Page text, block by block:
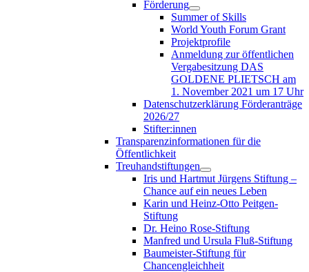
Förderung
Summer of Skills
World Youth Forum Grant
Projektprofile
Anmeldung zur öffentlichen
Vergabesitzung DAS
GOLDENE PLIETSCH am
1. November 2021 um 17 Uhr
Datenschutzerklärung Förderanträge
2026/27
Stifter:innen
Transparenzinformationen für die
Öffentlichkeit
Treuhandstiftungen
Iris und Hartmut Jürgens Stiftung –
Chance auf ein neues Leben
Karin und Heinz-Otto Peitgen-
Stiftung
Dr. Heino Rose-Stiftung
Manfred und Ursula Fluß-Stiftung
Baumeister-Stiftung für
Chancengleichheit